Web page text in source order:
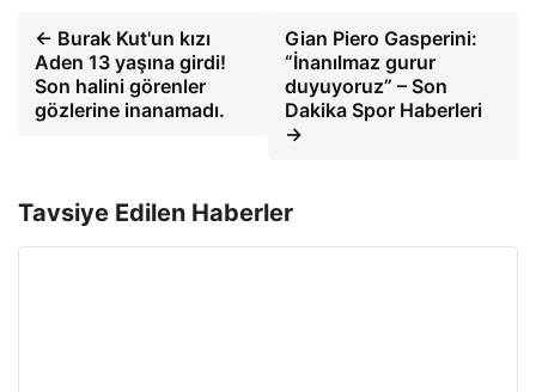
← Burak Kut'un kızı
Aden 13 yaşına girdi!
Son halini görenler
gözlerine inanamadı.
Gian Piero Gasperini:
“İnanılmaz gurur
duyuyoruz” – Son
Dakika Spor Haberleri
→
Tavsiye Edilen Haberler